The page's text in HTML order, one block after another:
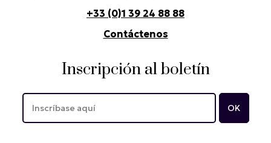
+33 (0)1 39 24 88 88
Contáctenos
Inscripción al boletín